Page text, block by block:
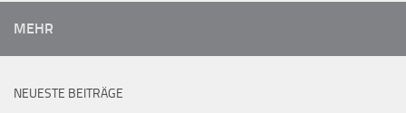
MEHR
NEUESTE BEITRÄGE